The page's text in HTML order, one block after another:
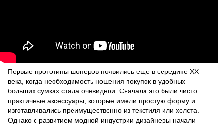
Первые прототипы шоперов появились еще в середине XX
века, когда необходимость ношения покупок в удобных
больших сумках стала очевидной. Сначала это были чисто
практичные аксессуары, которые имели простую форму и
изготавливались преимущественно из текстиля или холста.
Однако с развитием модной индустрии дизайнеры начали